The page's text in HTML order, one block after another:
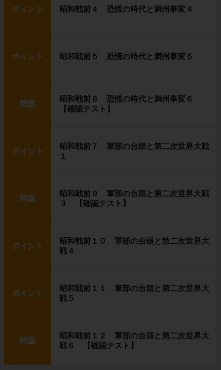
ポイント 昭和戦前４ 恐慌の時代と満州事変４
ポイント 昭和戦前５ 恐慌の時代と満州事変５
問題
昭和戦前６ 恐慌の時代と満州事変６
【確認テスト】
ポイント
昭和戦前７ 軍部の台頭と第二次世界大戦
１
問題
昭和戦前９ 軍部の台頭と第二次世界大戦
３ 【確認テスト】
ポイント
昭和戦前１０ 軍部の台頭と第二次世界大
戦４
ポイント
昭和戦前１１ 軍部の台頭と第二次世界大
戦５
問題
昭和戦前１２ 軍部の台頭と第二次世界大
戦６ 【確認テスト】